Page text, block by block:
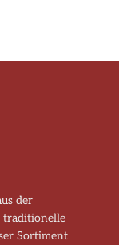
der
traditionelle
Sortiment